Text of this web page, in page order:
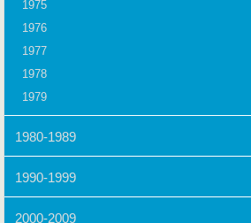
1975
1976
1977
1978
1979
1980-1989
1990-1999
2000-2009